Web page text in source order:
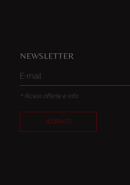
NEWSLETTER
* Ricevi offerte e info
ISCRIVITI